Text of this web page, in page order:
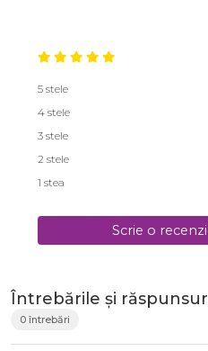
5 stele
4 stele
3 stele
2 stele
1 stea
Scrie o
Întrebările și
0 întrebări